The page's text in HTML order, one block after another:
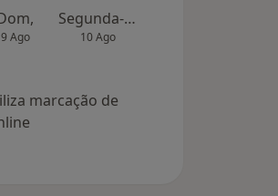
9 Ago
Segunda-feira
10 Ago
marcação de